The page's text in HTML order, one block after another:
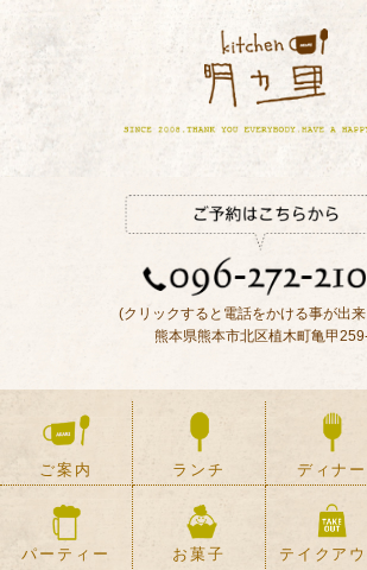
(クリックすると電話をかける事が出
熊本県熊本市北区植木町亀甲
ご案内 ランチ ディナー
パーティー お菓子 テイクアウ